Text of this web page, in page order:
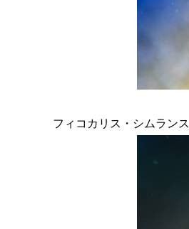
フィコカリス・シムランス